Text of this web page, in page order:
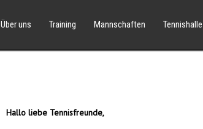
Über uns Training Mannschaften Tennishalle
Hallo liebe Tennisfreunde,